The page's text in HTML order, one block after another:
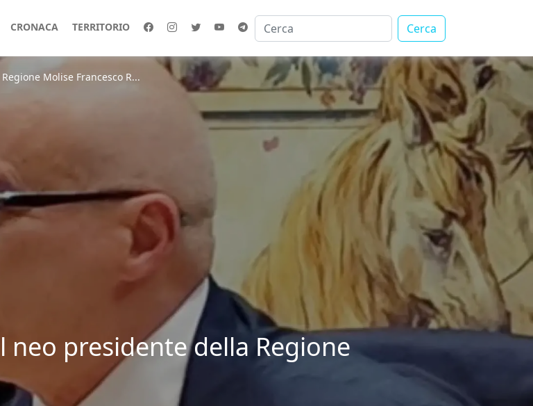
CRONACA TERRITORIO Cerca
Molise Francesco R...
presidente della Regione